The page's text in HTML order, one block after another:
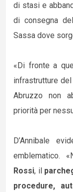
di stasi e
di consegna
Sassa dove
«Di fronte a
infrastrutture
Abruzzo non
priorità per
D’Annibale
emblematico.
Rossi, il
procedure,